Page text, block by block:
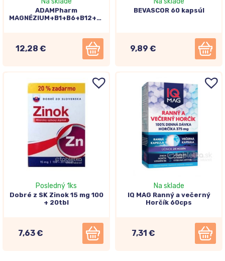
ADAMPharm
MAGNÉZIUM+B1+B6+B12+Draslík
12,28 €
BEVASCOR 60 kapsúl
9,89 €
Posledný 1ks
Dobré z SK Zinok 15 mg 100
+ 20tbl
7,63 €
Na sklade
IQ MAG Ranný a večerný
Horčík 60cps
7,31 €